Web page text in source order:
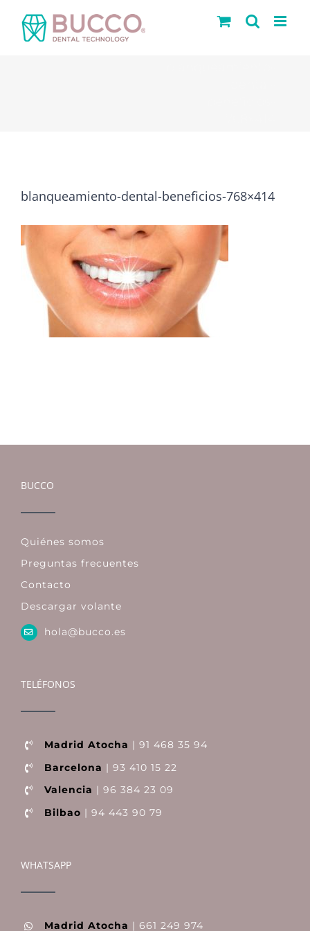
blanqueamiento-dental-beneficios-768×414
BUCCO
Quiénes somos
Preguntas frecuentes
Contacto
Descargar volante
hola@bucco.es
TELÉFONOS
Madrid Atocha | 91 468 35 94
Barcelona | 93 410 15 22
Valencia | 96 384 23 09
Bilbao | 94 443 90 79
WHATSAPP
Madrid Atocha | 661 249 974